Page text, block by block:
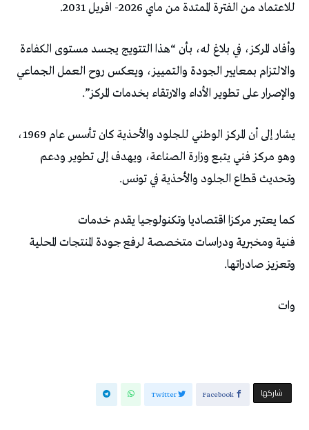
للاعتماد من الفترة الممتدة من ماي 2026- افريل 2031.
وأفاد المركز، في بلاغ له، بأن “هذا التتويج يجسد مستوى الكفاءة
والالتزام بمعايير الجودة والتمييز، ويعكس روح العمل الجماعي
والإصرار على تطوير الأداء والارتقاء بخدمات المركز”.
يشار إلى أن المركز الوطني للجلود والأحذية كان تأسس عام 1969،
وهو مركز فني يتبع وزارة الصناعة، ويهدف إلى تطوير ودعم
وتحديث قطاع الجلود والأحذية في تونس.
كما يعتبر مركزا اقتصاديا وتكنولوجيا يقدم خدمات
فنية ومخبرية ودراسات متخصصة لرفع جودة المنتجات المحلية
وتعزيز صادراتها.
وات
‫‫ شاركها‬ Facebook
Twitter